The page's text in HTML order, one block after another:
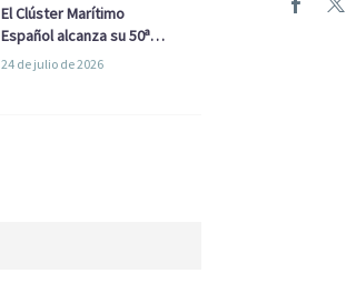
Ayuntamiento
El Clúster Marítimo
Español alcanza su 50ª
Asamblea reafirmando su
24 de julio de 2026